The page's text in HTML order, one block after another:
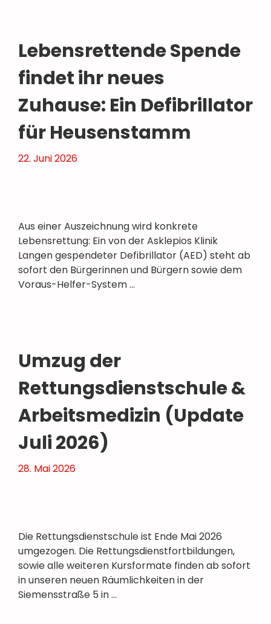
Lebensrettende Spende
findet ihr neues
Zuhause: Ein Defibrillator
für Heusenstamm
22. Juni 2026
Aus einer Auszeichnung wird konkrete
Lebensrettung: Ein von der Asklepios Klinik
Langen gespendeter Defibrillator (AED) steht ab
sofort den Bürgerinnen und Bürgern sowie dem
Voraus-Helfer-System …
Umzug der
Rettungsdienstschule &
Arbeitsmedizin (Update
Juli 2026)
28. Mai 2026
Die Rettungsdienstschule ist Ende Mai 2026
umgezogen. Die Rettungsdienstfortbildungen,
sowie alle weiteren Kursformate finden ab sofort
in unseren neuen Räumlichkeiten in der
Siemensstraße 5 in …